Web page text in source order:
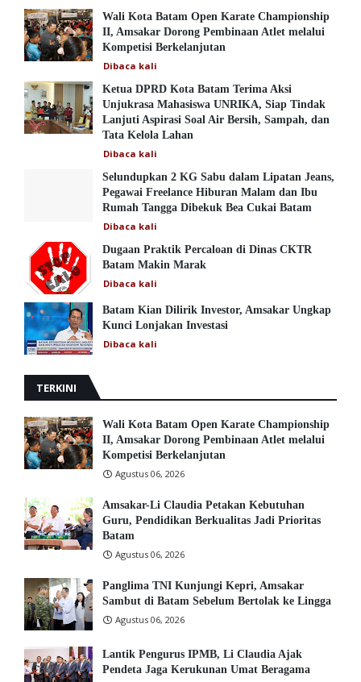
Wali Kota Batam Open Karate Championship
II, Amsakar Dorong Pembinaan Atlet melalui
Kompetisi Berkelanjutan
Dibaca kali
Ketua DPRD Kota Batam Terima Aksi
Unjukrasa Mahasiswa UNRIKA, Siap Tindak
Lanjuti Aspirasi Soal Air Bersih, Sampah, dan
Tata Kelola Lahan
Dibaca kali
Selundupkan 2 KG Sabu dalam Lipatan Jeans,
Pegawai Freelance Hiburan Malam dan Ibu
Rumah Tangga Dibekuk Bea Cukai Batam
Dibaca kali
Dugaan Praktik Percaloan di Dinas CKTR
Batam Makin Marak
Dibaca kali
Batam Kian Dilirik Investor, Amsakar Ungkap
Kunci Lonjakan Investasi
Dibaca kali
TERKINI
Wali Kota Batam Open Karate Championship
II, Amsakar Dorong Pembinaan Atlet melalui
Kompetisi Berkelanjutan
Agustus 06, 2026
Amsakar-Li Claudia Petakan Kebutuhan
Guru, Pendidikan Berkualitas Jadi Prioritas
Batam
Agustus 06, 2026
Panglima TNI Kunjungi Kepri, Amsakar
Sambut di Batam Sebelum Bertolak ke Lingga
Agustus 06, 2026
Lantik Pengurus IPMB, Li Claudia Ajak
Pendeta Jaga Kerukunan Umat Beragama